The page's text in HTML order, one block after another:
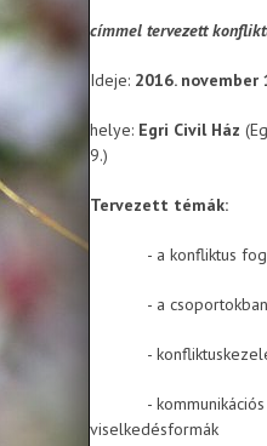
címmel tervezett
Ideje: 2016.
helye: Egri Civil Ház
9.)
Tervezett témák:
- a konfliktus
- a csoportokban
-
- kommunikációs
viselkedésformák